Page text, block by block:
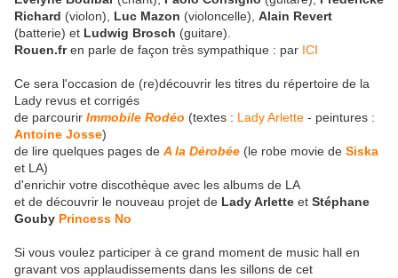
Richard (violon), Luc Mazon (violoncelle), Alain Revert
(batterie) et Ludwig Brosch (guitare).
Rouen.fren parle de façon très sympathique : par ICI
Ce sera l'occasion de (re)découvrir les titres du répertoire de la
Lady revus et corrigés
de parcourir Immobile Rodéo (textes : Lady Arlette - peintures :
Antoine Josse)
de lire quelques pages de A la Dérobée (le robe movie de Siska
et LA)
d'enrichir votre discothèque avec les albums de LA
et de découvrir le nouveau projet de Lady Arlette et Stéphane
Gouby Princess No
Si vous voulez participer à ce grand moment de music hall en
gravant vos applaudissements dans les sillons de cet